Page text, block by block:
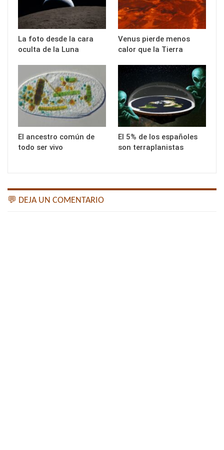
La foto desde la cara
oculta de la Luna
Venus pierde menos
calor que la Tierra
El ancestro común de
todo ser vivo
El 5% de los españoles
son terraplanistas
💬 DEJA UN COMENTARIO